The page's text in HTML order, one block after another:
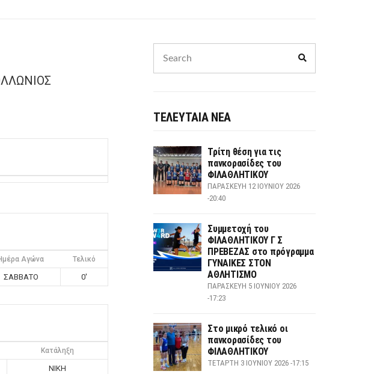
Αγώνα Τελικό
ΣΑΒΒΑΤΟ 0'
Κατάληξη
ΝΙΚΗ
for:
ΤΕΛΕΥΤΑΙΑ ΝΕΑ
Τρίτη θέση για τις
πανκορασίδες του
ΦΙΛΑΘΛΗΤΙΚΟΥ
ΠΑΡΑΣΚΕΥΉ 12 ΙΟΥΝΊΟΥ 2026
-20:40
Συμμετοχή του
ΦΙΛΑΘΛΗΤΙΚΟΥ Γ Σ
ΠΡΕΒΕΖΑΣ στο πρόγραμμα
ΓΥΝΑΙΚΕΣ ΣΤΟΝ
ΑΘΛΗΤΙΣΜΟ
ΠΑΡΑΣΚΕΥΉ 5 ΙΟΥΝΊΟΥ 2026
-17:23
Στο μικρό τελικό οι
πανκορασίδες του
ΦΙΛΑΘΛΗΤΙΚΟΥ
ΤΕΤΆΡΤΗ 3 ΙΟΥΝΊΟΥ 2026 -17:15